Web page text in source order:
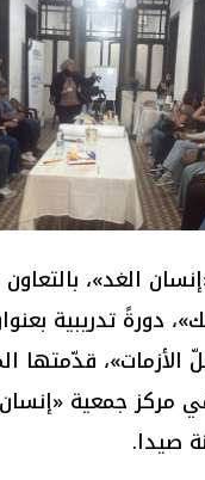
الغد»،
دورةً تدريبية
قدّمتها
مركز جمعية «إنسان
صيدا.